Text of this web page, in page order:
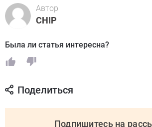
Автор
CHIP
Была ли статья интересна?
Поделиться
Подпишитесь на